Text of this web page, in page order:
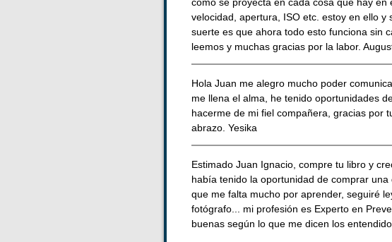
velocidad, apertura, ISO etc. estoy en ello
suerte es que ahora todo esto funciona sin
leemos y muchas gracias por la labor.
Hola Juan me alegro mucho poder
me llena el alma, he tenido oportunidades
hacerme de mi fiel compañera, gracias por
abrazo. Yesika
Estimado Juan Ignacio, compre tu libro y
había tenido la oportunidad de comprar
que me falta mucho por aprender, seguiré
fotógrafo... mi profesión es Experto en
buenas según lo que me dicen los